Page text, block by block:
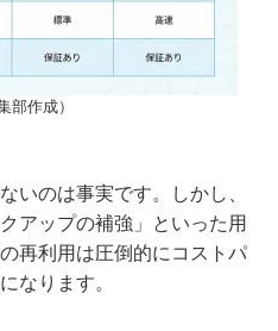
部作成）
いのは事実です。しかし、
アップの補強」といった用
再利用は圧倒的にコストパ
なります。